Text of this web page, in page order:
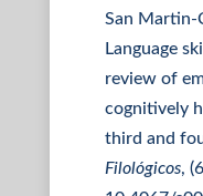
San Martin-
Language
review of
cognitively
third and
Filológicos,